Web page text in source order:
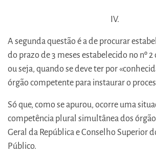
IV.
A segunda questão é a de procurar
do prazo de 3 meses estabelecido no nº 2
ou seja, quando se deve ter por
órgão competente para instaurar o
Só que, como se apurou, ocorre uma
competência plural simultânea dos
Geral da República e Conselho Superior
Público.